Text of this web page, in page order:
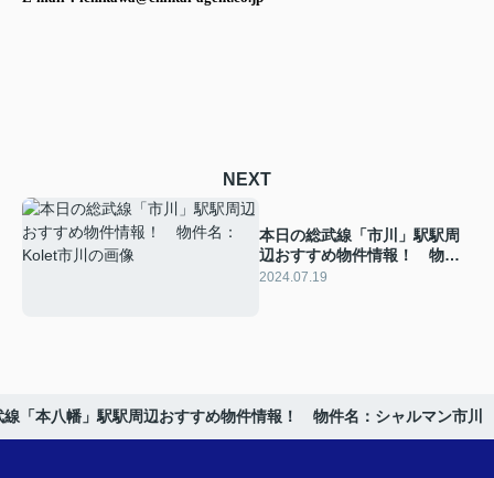
NEXT
本日の総武線「市川」駅駅周
辺おすすめ物件情報！ 物件
名：Kolet市川
2024.07.19
線「本八幡」駅駅周辺おすすめ物件情報！ 物件名：シャルマン市川